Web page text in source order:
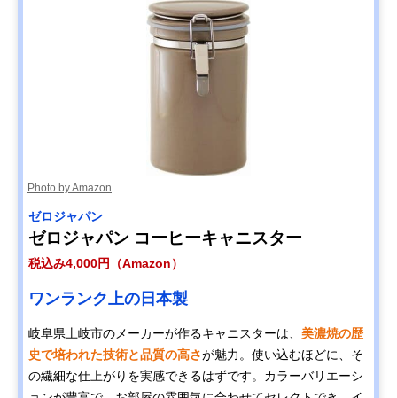
Photo by Amazon
ゼロジャパン
ゼロジャパン コーヒーキャニスター
税込み4,000円（Amazon）
ワンランク上の日本製
岐阜県土岐市のメーカーが作るキャニスターは、 美濃焼の歴
史で培われた技術と品質の高さが魅力。使い込むほどに、そ
の繊細な仕上がりを実感できるはずです。カラーバリエーシ